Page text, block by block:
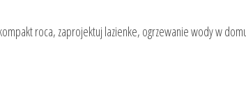
roca, zaprojektuj lazienke, ogrzewanie wody w